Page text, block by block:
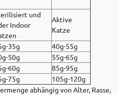
und
Indoor
Aktive
Katze
35g
40g-55g
50g
55g-65g
60g
85g-95g
75g
105g-120g
abhängig von Alter, Rasse,